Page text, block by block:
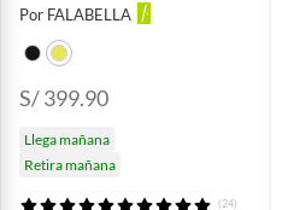
Por FALABELLA
S/ 399.90
Llega mañana
Retira mañana
(24)